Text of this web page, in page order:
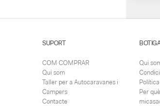
SUPORT
COM COMPRAR
Qui som
Taller per a Autocaravanes i
Campers
Contacte
BOTIGA
Qui
Per